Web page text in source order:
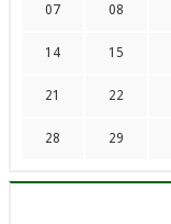
07 08
14 15
21 22
28 29